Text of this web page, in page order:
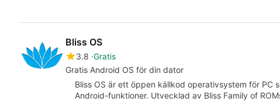
Bliss OS
3.8 Gratis
Gratis Android OS för din dator
Bliss OS är ett öppen källkod operativsystem för PC
Android-funktioner. Utvecklad av Bliss Family of